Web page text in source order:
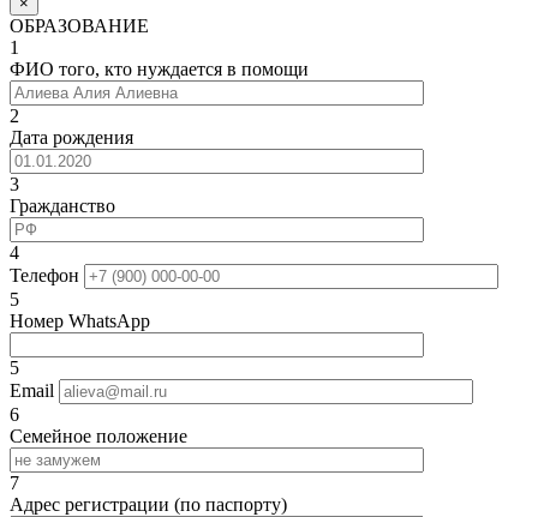
ОБРАЗОВАНИЕ
1
ФИО того, кто нуждается в помощи
2
Дата рождения
3
Гражданство
4
Телефон
5
Номер WhatsApp
5
Email
6
Семейное положение
7
Адрес регистрации (по паспорту)